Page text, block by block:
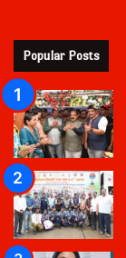
Popular Posts